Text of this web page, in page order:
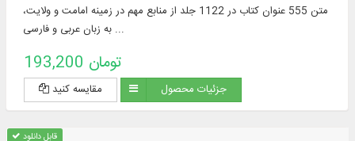
متن 555 عنوان کتاب در 1122 جلد از منابع مهم در زمينه امامت و ولايت،
به زبان عربی و فارسی ...
193,200 تومان
مقایسه کنید جزئیات محصول
قابل دانلود